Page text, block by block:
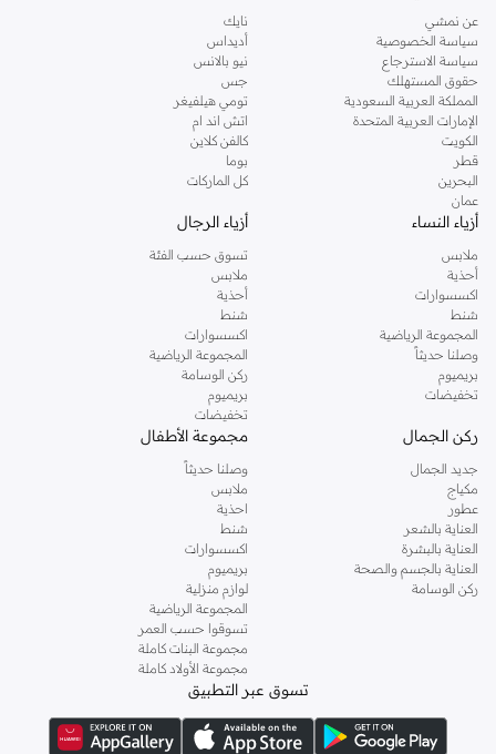
عن نمشي
سياسة الخصوصية
سياسة الاسترجاع
حقوق المستهلك
المملكة العربية السعودية
الإمارات العربية المتحدة
الكويت
قطر
البحرين
عمان
نايك
أديداس
نيو بالانس
جس
تومي هيلفيغر
اتش اند ام
كالفن كلاين
بوما
كل الماركات
أزياء النساء
ملابس
أحذية
اكسسوارات
شنط
المجموعة الرياضية
وصلنا حديثاً
بريميوم
تخفيضات
أزياء الرجال
تسوق حسب الفئة
ملابس
أحذية
شنط
اكسسوارات
المجموعة الرياضية
ركن الوسامة
بريميوم
تخفيضات
ركن الجمال
جديد الجمال
مكياج
عطور
العناية بالشعر
العناية بالبشرة
العناية بالجسم والصحة
ركن الوسامة
مجموعة الأطفال
وصلنا حديثاً
ملابس
احذية
شنط
اكسسوارات
بريميوم
لوازم منزلية
المجموعة الرياضية
تسوقوا حسب العمر
مجموعة البنات كاملة
مجموعة الأولاد كاملة
تسوق عبر التطبيق